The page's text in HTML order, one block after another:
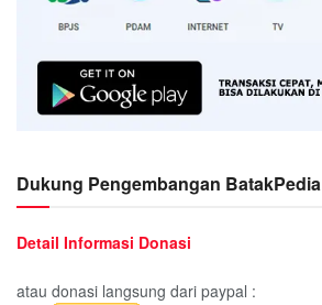
Dukung Pengembangan BatakPedia
Detail Informasi Donasi
atau donasi langsung dari paypal :